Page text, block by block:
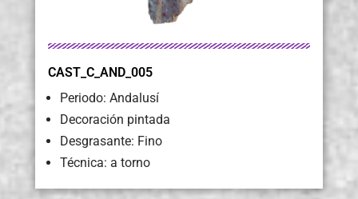
CAST_C_AND_005
Periodo: Andalusí
Decoración pintada
Desgrasante: Fino
Técnica: a torno